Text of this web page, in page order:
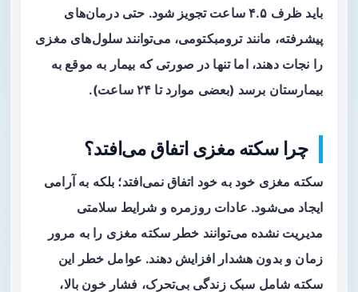
باید ظرف ۴.۵ ساعت تجویز شود. حتی درمان‌های
پیشرفته، مانند ترومبکتومی، می‌توانند سلول‌های مغزی
را نجات دهند، اما تنها در صورتی که بیمار به موقع به
بیمارستان برسد (بعضی موارد تا ۲۴ ساعت).
چرا سکته مغزی اتفاق می‌افتد؟
سکته مغزی خود به خود اتفاق نمی‌افتد؛ بلکه به آرامی
ایجاد می‌شود. عادات روزمره و شرایط سلامتی
مدیریت نشده می‌توانند خطر سکته مغزی را به مرور
زمان و بدون هشدار افزایش دهند. عوامل خطر این
سکته شامل سبک زندگی بی‌تحرک، فشار خون بالا،